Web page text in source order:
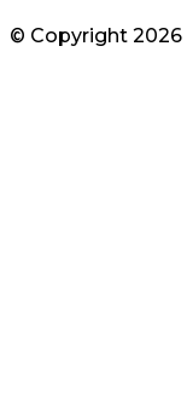
© Copyright 2026